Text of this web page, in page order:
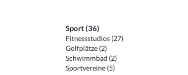
Sport (36)
Fitnessstudios (27)
Golfplätze (2)
Schwimmbad (2)
Sportvereine (5)